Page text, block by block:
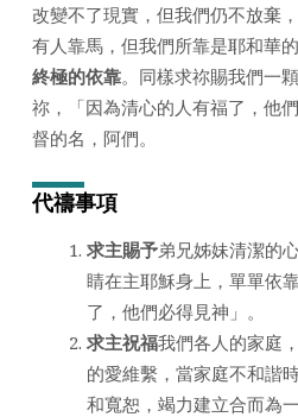
改變不了現實，但我們仍不放棄
有人靠馬，但我們所靠是耶和華
終極的依靠。同樣求祢賜我們一顆
祢，「因為清心的人有福了，他
督的名，阿們。
代禱事項
求主賜予弟兄姊妹清潔的
睛在主耶穌身上，單單依
了，他們必得見神」。
求主祝福我們各人的家庭
的愛維繫，當家庭不和諧
和寬恕，竭力建立合而為一